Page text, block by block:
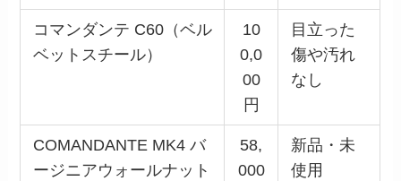
コマンダンテ C60（ベル
ベットスチール）
10
0,0
00
円
目立った
傷や汚れ
なし
COMANDANTE MK4 バ
ージニアウォールナット
58,
000
新品・未
使用